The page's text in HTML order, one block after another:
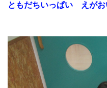
ともだちいっぱい えが
Previous
港区教育